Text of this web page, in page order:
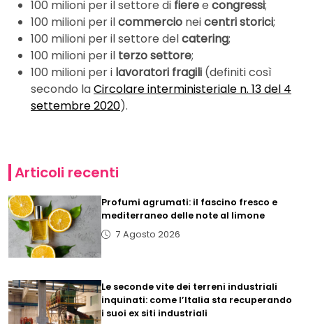
100 milioni per il settore di fieree congressi;
100 milioni per ilcommercio neicentri storici;
100 milioni per il settore delcatering;
100 milioni per il terzo settore;
100 milioni per i lavoratori fragili (definiti così
secondo laCircolare interministeriale n. 13 del 4
settembre 2020).
Articoli recenti
Profumi agrumati: il fascino fresco e
mediterraneo delle note al limone
7 Agosto 2026
Le seconde vite dei terreni industriali
inquinati: come l’Italia sta recuperando
i suoi ex siti industriali